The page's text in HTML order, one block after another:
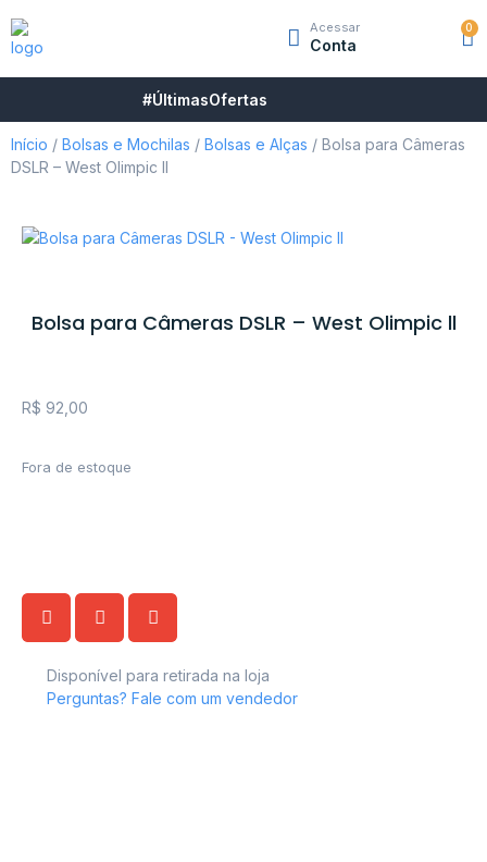
Acessar
Conta
0
#ÚltimasOfertas
Início / Bolsas e Mochilas / Bolsas e Alças / Bolsa para Câmeras
DSLR – West Olimpic ll
Bolsa para Câmeras DSLR – West Olimpic ll
R$ 92,00
Fora de estoque
Disponível para retirada na loja
Perguntas? Fale com um vendedor